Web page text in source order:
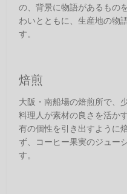
の、背景に物語があるもの
わいとともに、生産地の物
す。
焙煎
大阪・南船場の焙煎所で、
料理人が素材の良さを活か
有の個性を引き出すように
ず、コーヒー果実のジュー
す。